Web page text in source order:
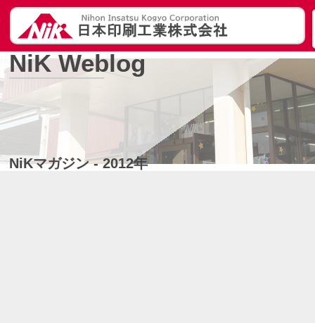
NiK Weblog
NiKマガジン - 2012年